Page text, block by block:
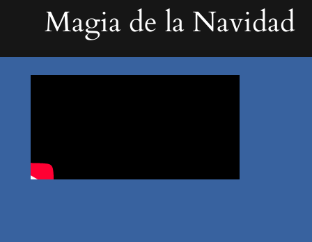
Magia de la Navidad